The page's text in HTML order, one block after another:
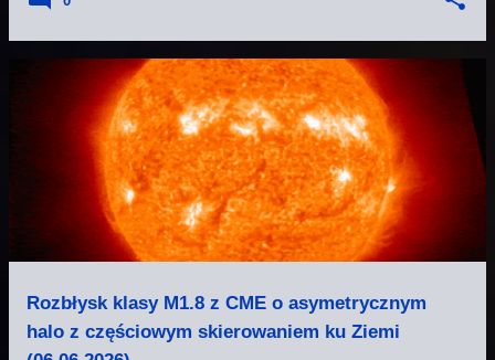
wysłużonych ACE z 1998 i DSCOVR z 2015 roku
satelita, jaki zapewni nam ciągły monitoring
warunków pogody kosmicznej w czasie rzeczywistym
i który z upływem czasu zastąpi wspomniane misje.
Rozbłysk klasy M1.8 z CME o asymetrycznym
halo z częściowym skierowaniem ku Ziemi